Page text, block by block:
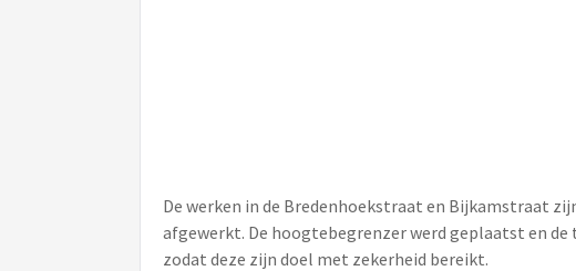
De werken in de Bredenhoekstraat en Bijkamstraat
afgewerkt. De hoogtebegrenzer werd geplaatst en
zodat deze zijn doel met zekerheid bereikt.